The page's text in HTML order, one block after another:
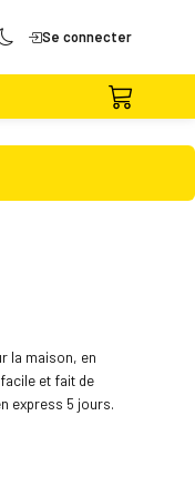
Se connecter
la maison, en
et fait de
express 5 jours.